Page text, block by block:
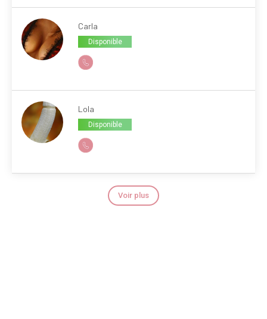
Carla
Disponible
Lola
Disponible
Voir plus